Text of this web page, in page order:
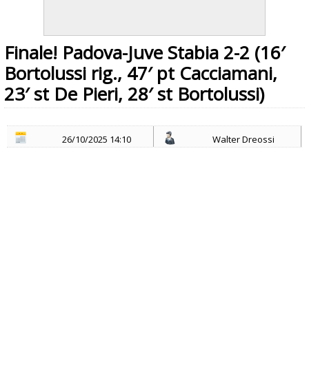
Finale! Padova-Juve Stabia 2-2 (16′
Bortolussi rig., 47′ pt Cacciamani,
23′ st De Pieri, 28′ st Bortolussi)
26/10/2025 14:10 Walter Dreossi